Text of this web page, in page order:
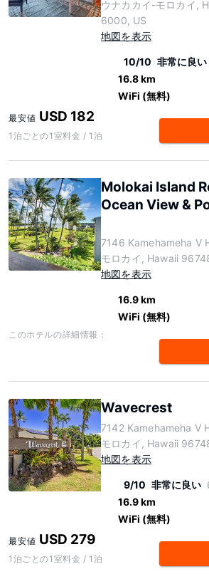
ウナカカイ-モロカイ,
6000, US
地図を表示
10/10 非常に良い
16.8 km
WiFi (無料)
最安値 USD 182
1泊ごとの1室料金 / 1泊
Molokai Island
Ocean View &
7146 Kamehameha V
モロカイ, Hawaii
地図を表示
16.9 km
WiFi (無料)
このホテルの詳細情報：
Wavecrest
7142 Kamehameha V
モロカイ, Hawaii
地図を表示
9/10 非常に良い
16.9 km
WiFi (無料)
最安値 USD 279
1泊ごとの1室料金 / 1泊